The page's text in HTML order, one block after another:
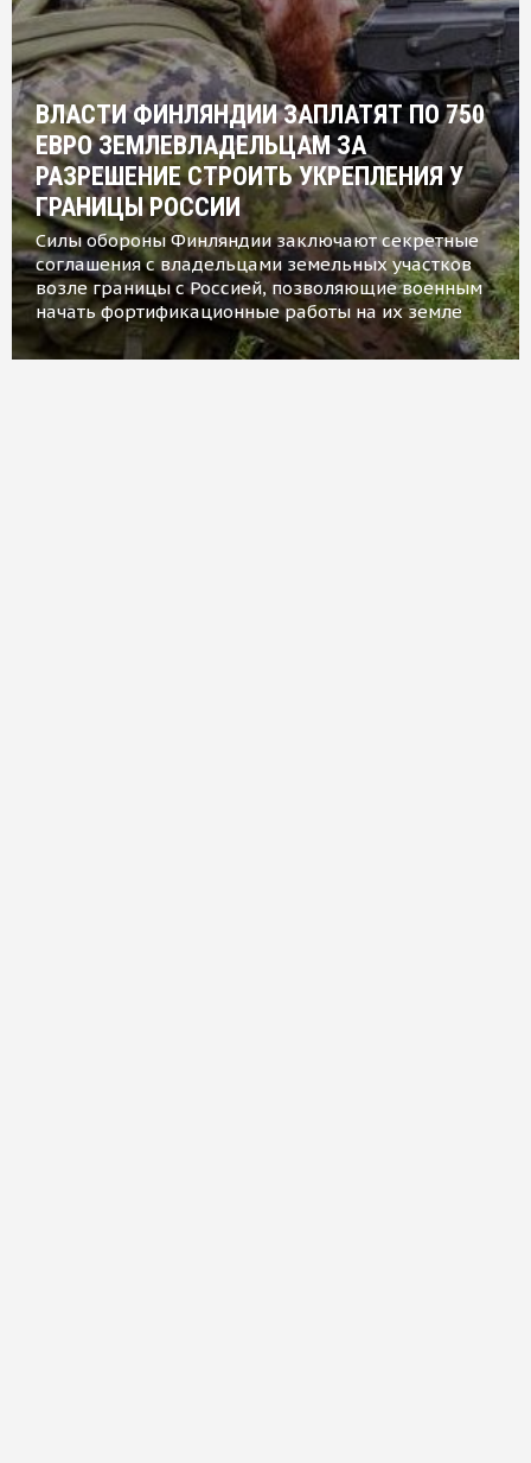
ВЛАСТИ ФИНЛЯНДИИ ЗАПЛАТЯТ ПО 750
ЕВРО ЗЕМЛЕВЛАДЕЛЬЦАМ ЗА
РАЗРЕШЕНИЕ СТРОИТЬ УКРЕПЛЕНИЯ У
ГРАНИЦЫ РОССИИ
Силы обороны Финляндии заключают секретные
соглашения с владельцами земельных участков
возле границы с Россией, позволяющие военным
начать фортификационные работы на их земле